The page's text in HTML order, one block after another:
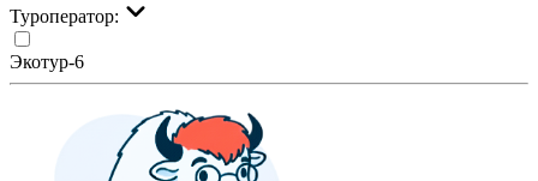
Туроператор:
Экотур-6